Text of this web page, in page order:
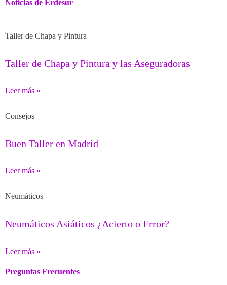
Noticias de Erdesur
Taller de Chapa y Pintura
Taller de Chapa y Pintura y las Aseguradoras
Leer más »
Consejos
Buen Taller en Madrid
Leer más »
Neumáticos
Neumáticos Asiáticos ¿Acierto o Error?
Leer más »
Preguntas Frecuentes